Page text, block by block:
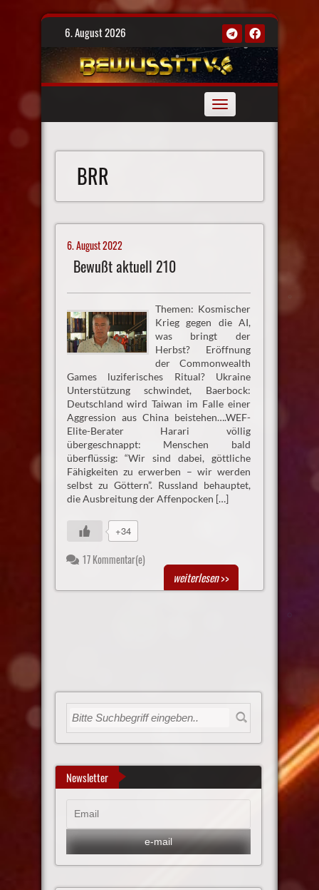
Skip
6. August 2026
Toggle
navigation
BRR
6. August 2022
Bewußt aktuell 210
Themen: Kosmischer
Krieg gegen die AI,
was bringt der
Herbst? Eröffnung
der Commonwealth
Games luziferisches Ritual? Ukraine
Unterstützung schwindet, Baerbock:
Deutschland wird Taiwan im Falle einer
Aggression aus China beistehen….WEF-
Elite-Berater Harari völlig
übergeschnappt: Menschen bald
überflüssig: “Wir sind dabei, göttliche
Fähigkeiten zu erwerben – wir werden
selbst zu Göttern”. Russland behauptet,
die Ausbreitung der Affenpocken […]
+34
17 Kommentar(e)
weiterlesen>>
Newsletter